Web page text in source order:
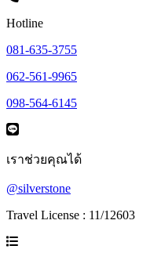
Hotline
081-635-3755
062-561-9965
098-564-6145
เราช่วยคุณได้
@silverstone
Travel License : 11/12603